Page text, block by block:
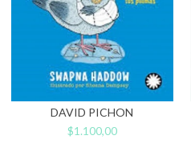
DAVID PICHON
$1.100,00